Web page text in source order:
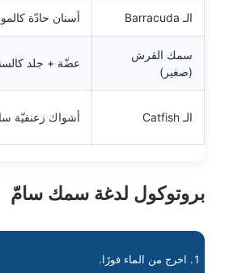
الـ Barracuda أسنان حادّة
سمك القرش
(صغير)
عضّة + جلد
الـ Catfish أشواك زعنفيّة
بروتوكول لدغة سمك سامّ
اخرج من الماء فورًا.